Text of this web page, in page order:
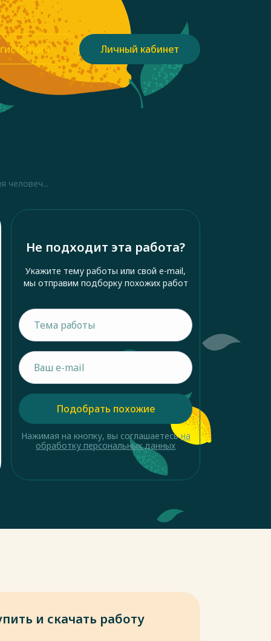
Личный кабинет
человеч...
Не подходит эта работа?
Укажите тему работы или свой e-mail,
мы отправим подборку похожих работ
Подобрать похожие
Нажимая на кнопку, вы соглашаетесьна
обработку персональных данных
и скачать работу